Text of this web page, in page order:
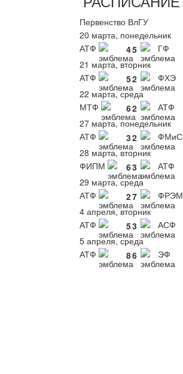
Первенство ВлГУ
20 марта, понедельник
АТФ
45 ГФ
21 марта, вторник
АТФ
52 ФХЭ
22 марта, среда
МТФ
62 АТФ
27 марта, понедельник
АТФ
32
28 марта, вторник
ФИПМ
63 АТФ
29 марта, среда
АТФ
27
4 апреля, вторник
АТФ
53 АСФ
5 апреля, среда
АТФ
86 ЭФ